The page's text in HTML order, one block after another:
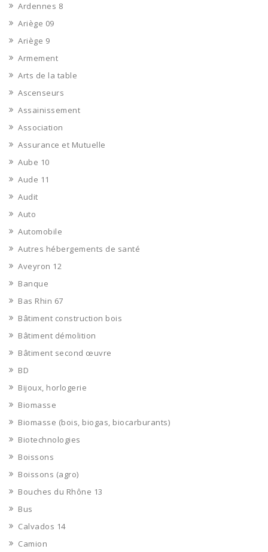
Ardennes 8
Ariège 09
Ariège 9
Armement
Arts de la table
Ascenseurs
Assainissement
Association
Assurance et Mutuelle
Aube 10
Aude 11
Audit
Auto
Automobile
Autres hébergements de santé
Aveyron 12
Banque
Bas Rhin 67
Bâtiment construction bois
Bâtiment démolition
Bâtiment second œuvre
BD
Bijoux, horlogerie
Biomasse
Biomasse (bois, biogas, biocarburants)
Biotechnologies
Boissons
Boissons (agro)
Bouches du Rhône 13
Bus
Calvados 14
Camion